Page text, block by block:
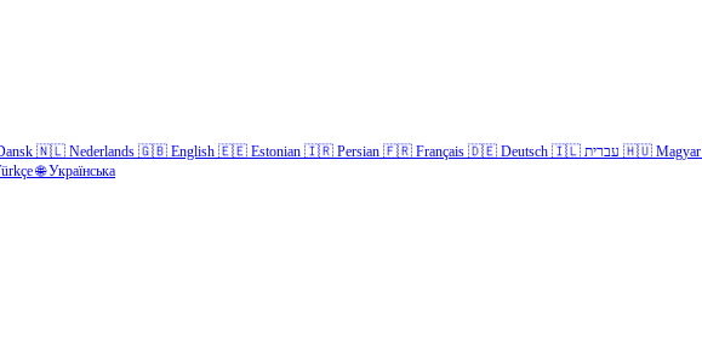
🇳🇱 Nederlands 🇬🇧 English 🇪🇪 Estonian 🇮🇷 Persian 🇫🇷 Français 🇩🇪 Deutsch 🇮🇱 עברית 🇭🇺 Magyar
🌐 Українська